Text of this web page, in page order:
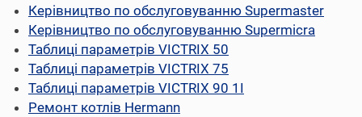
Керівництво по обслуговуванню Supermaster
Керівництво по обслуговуванню Supermicra
Таблиці параметрів VICTRIX 50
Таблиці параметрів VICTRIX 75
Таблиці параметрів VICTRIX 90 1I
Ремонт котлів Hermann